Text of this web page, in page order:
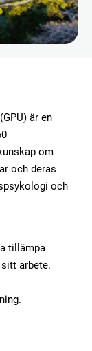
är en
om
och deras
och
tillämpa
arbete.